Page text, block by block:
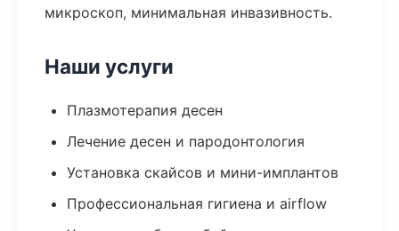
микроскоп, минимальная инвазивность.
Наши услуги
Плазмотерапия десен
Лечение десен и пародонтология
Установка скайсов и мини-имплантов
Профессиональная гигиена и airflow